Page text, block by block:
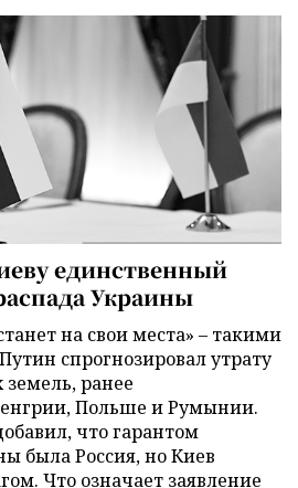
единственный
Украины
на свои места» – такими
спрогнозировал утрату
ранее
Польше и Румынии.
что гарантом
была Россия, но Киев
Что означает заявление